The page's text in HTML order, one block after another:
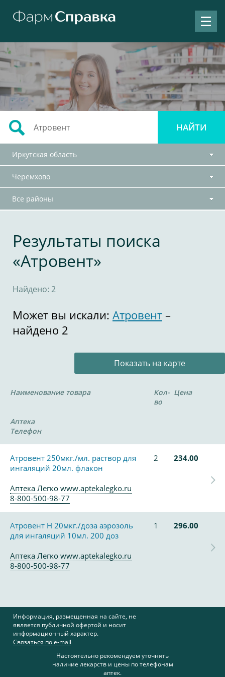
Иркутская область
Черемхово
Все районы
Результаты поиска
«Атровент»
Найдено: 2
Может вы искали: Атровент –
найдено 2
Показать на карте
Наименование товара
Кол-
во
Цена
Аптека
Телефон
Атровент 250мкг./мл. раствор для
ингаляций 20мл. флакон
2 234.00
Аптека Легко www.aptekalegko.ru
8-800-500-98-77
Атровент Н 20мкг./доза аэрозоль
для ингаляций 10мл. 200 доз
1 296.00
Аптека Легко www.aptekalegko.ru
8-800-500-98-77
Информация, размещенная на сайте, не
является публичной офертой и носит
информационный характер.
Связаться по e-mail
Настоятельно рекомендуем уточнять
наличие лекарств и цены по телефонам
аптек.